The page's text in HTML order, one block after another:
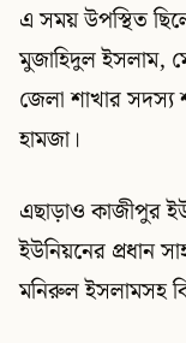
এ সময় উপস্থিত
মুজাহিদুল ইসলাম,
জেলা শাখার
হামজা।
এছাড়াও কাজীপুর
ইউনিয়নের প্রধান
মনিরুল ইসলামসহ